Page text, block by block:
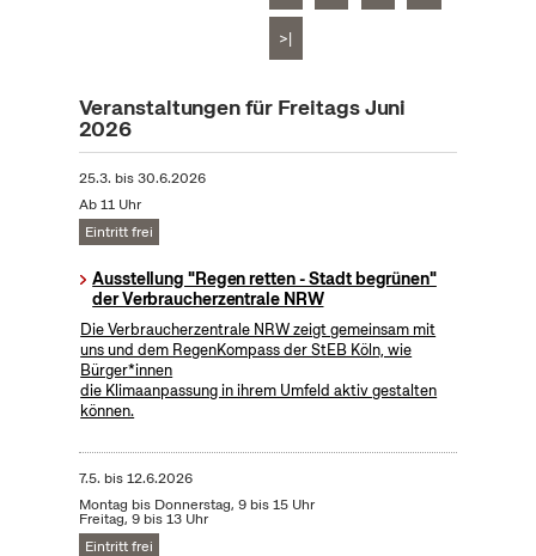
>|
Veranstaltungen für Freitags Juni
2026
25.3. bis30.6.2026
Ab 11 Uhr
Eintritt frei
Ausstellung "Regen retten - Stadt begrünen"
der Verbraucherzentrale NRW
Die Verbraucherzentrale NRW zeigt gemeinsam mit
uns und dem RegenKompass der StEB Köln, wie
Bürger*innen
die Klimaanpassung in ihrem Umfeld aktiv gestalten
können.
7.5. bis12.6.2026
Montag bis Donnerstag, 9 bis 15 Uhr
Freitag, 9 bis 13 Uhr
Eintritt frei